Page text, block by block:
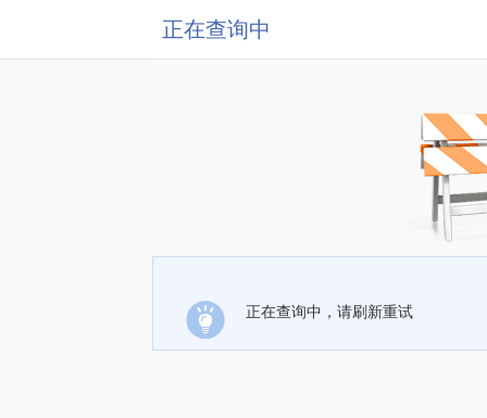
正在查询中
正在查询中，请刷新重试